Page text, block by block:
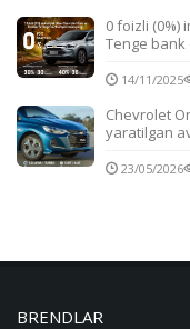
0 foizli (0%)
Tenge
14/11/2025
Chevrolet
yaratilgan
23/05/2026
BRENDLAR